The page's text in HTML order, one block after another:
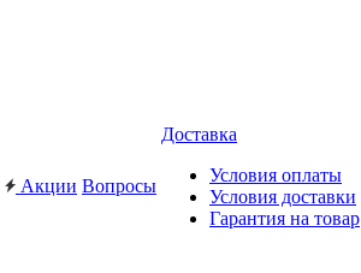
Акции Вопросы
Доставка
Условия оплаты
Условия доставки
Гарантия на товар